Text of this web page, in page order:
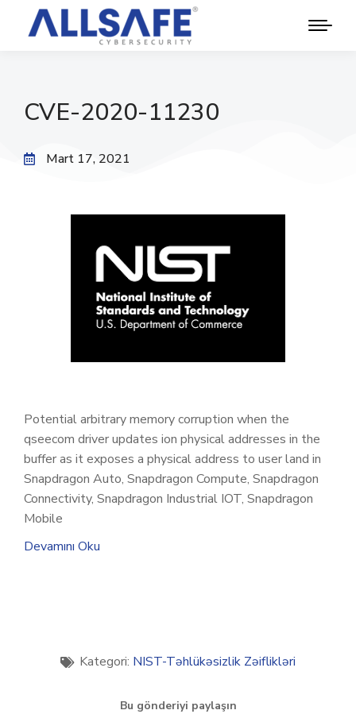
CVE-2020-11230
Mart 17, 2021
Potential arbitrary memory corruption when the
qseecom driver updates ion physical addresses in the
buffer as it exposes a physical address to user land in
Snapdragon Auto, Snapdragon Compute, Snapdragon
Connectivity, Snapdragon Industrial IOT, Snapdragon
Mobile
Devamını Oku
Kategori: NIST-Təhlükəsizlik Zəiflikləri
Bu gönderiyi paylaşın